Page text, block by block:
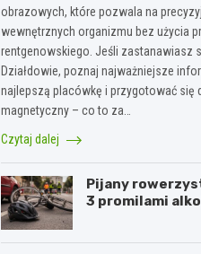
obrazowych, które pozwala na
wewnętrznych organizmu bez użycia
rentgenowskiego. Jeśli zastanawiasz
Działdowie, poznaj najważniejsze
najlepszą placówkę i przygotować się
magnetyczny – co to za…
Czytaj dalej
Pijany
3 promilami